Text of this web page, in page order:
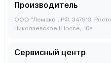
Производитель
ООО "Лемакс". РФ, 347913,
Николаевское Шоссе, 10в.
Сервисный центр